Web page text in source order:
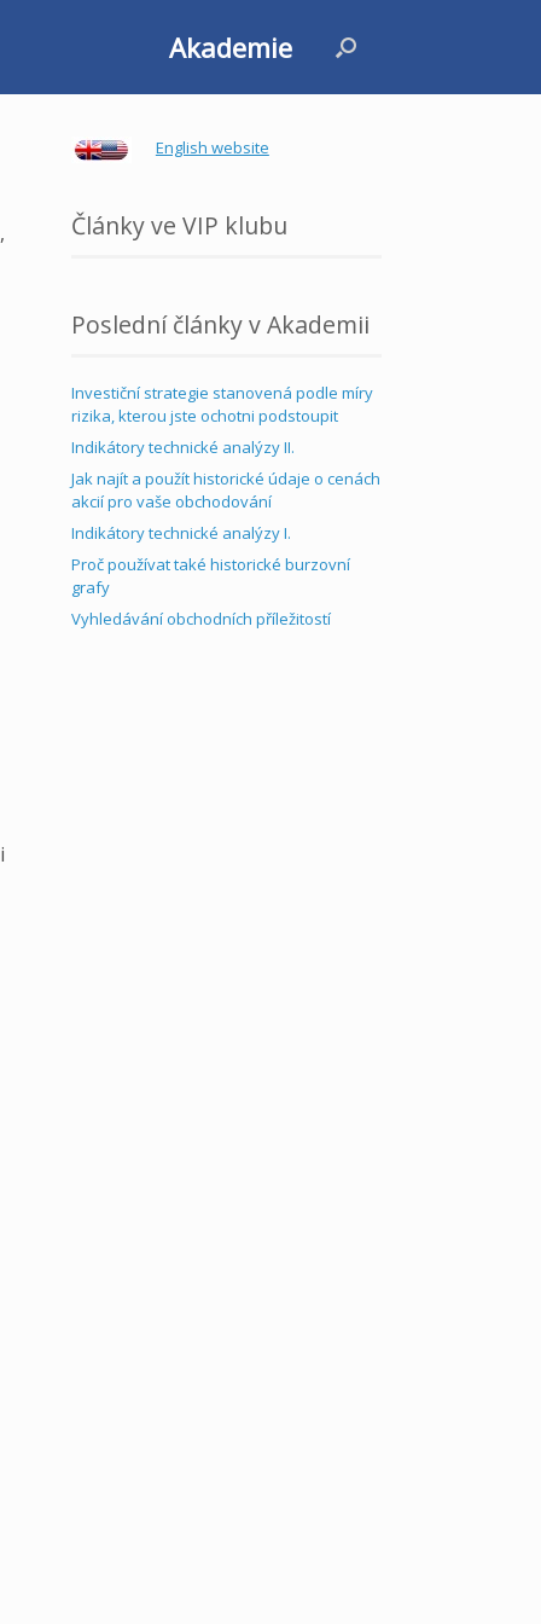
Akademie
English website
Články ve VIP klubu
Poslední články v Akademii
Investiční strategie stanovená podle míry
rizika, kterou jste ochotni podstoupit
Indikátory technické analýzy II.
Jak najít a použít historické údaje o cenách
akcií pro vaše obchodování
Indikátory technické analýzy I.
Proč používat také historické burzovní
grafy
Vyhledávání obchodních příležitostí